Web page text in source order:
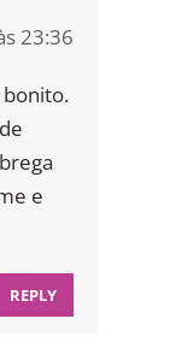
23:36
e
REPLY